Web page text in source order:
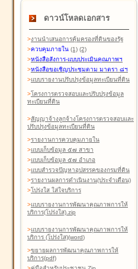
ดาวน์โหลดเอกสาร
>งานนำเสนอการคุ้มครองที่ดินของรัฐ
>ควบคุมภายใน (1) (2)
>หนังสือสังการ-แบบประเมินคุณภาพฯ
>หนังสือขอเชิญประชุมตาม มาตรา ๘ฯ
>แบบรายงานปรับปรุงข้อมูลทะเบียนที่ดิน
>โครงการตรวจสอบและปรับปรุงข้อมูล
ทะเบียนที่ดิน
>สัญญาจ้างลูกจ้างโครงการตรวจสอบและ
ปรับปรุงข้อมูลทะเบียนที่ดิน
>รายงานการควบคุมภายใน
>แบบเก็บข้อมูล ๕๗ สาขา
>แบบเก็บข้อมูล ๕๗ อำเภอ
>แบบสำรวจปัญหาอุปสรรคของกรมที่ดิน
>รายงานผลการดำเนินงาน(ประจำเดือน)
>โปร่งใส ใส่ใจบริการ
>แบบรายงานการพัฒนาคุณภาพการให้
บริการ(โปร่งใส).zip
>แบบรายงานการพัฒนาคุณภาพการให้
บริการ (โปร่งใส)(word)
>ขยายผลการพัฒนาคุณภาพการให้
บริการ(pdf)